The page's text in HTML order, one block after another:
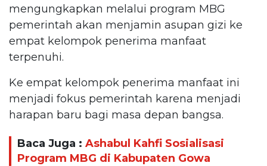
mengungkapkan melalui program MBG
pemerintah akan menjamin asupan gizi ke
empat kelompok penerima manfaat
terpenuhi.
Ke empat kelompok penerima manfaat ini
menjadi fokus pemerintah karena menjadi
harapan baru bagi masa depan bangsa.
Baca Juga : Ashabul Kahfi Sosialisasi
Program MBG di Kabupaten Gowa